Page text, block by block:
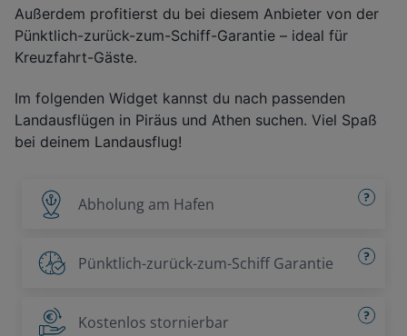
Außerdem profitierst du bei diesem Anbieter von der
Pünktlich-zurück-zum-Schiff-Garantie – ideal für
Kreuzfahrt-Gäste.
Im folgenden Widget kannst du nach passenden
Landausflügen in Piräus und Athen suchen. Viel Spaß
bei deinem Landausflug!